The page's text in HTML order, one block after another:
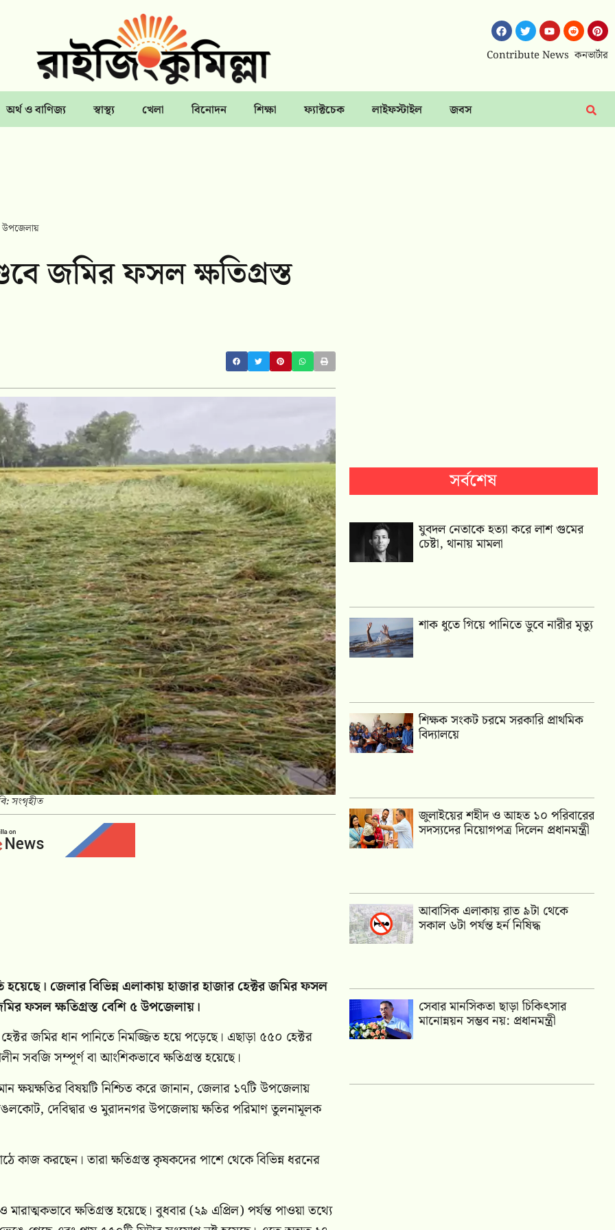
Contribute News কনভার্টার
অর্থ ও বাণিজ্য স্বাস্থ্য খেলা বিনোদন শিক্ষা ফ্যাক্টচেক লাইফস্টাইল জবস
উপজেলায়
জমির ফসল ক্ষতিগ্রস্ত
সংগৃহীত
হয়েছে। জেলার বিভিন্ন এলাকায় হাজার হাজার হেক্টর জমির ফসল
ফসল ক্ষতিগ্রস্ত বেশি ৫ উপজেলায়।
জমির ধান পানিতে নিমজ্জিত হয়ে পড়েছে। এছাড়া ৫৫০ হেক্টর
সবজি সম্পূর্ণ বা আংশিকভাবে ক্ষতিগ্রস্ত হয়েছে।
ক্ষয়ক্ষতির বিষয়টি নিশ্চিত করে জানান, জেলার ১৭টি উপজেলায়
দেবিদ্বার ও মুরাদনগর উপজেলায় ক্ষতির পরিমাণ তুলনামূলক
কাজ করছেন। তারা ক্ষতিগ্রস্ত কৃষকদের পাশে থেকে বিভিন্ন ধরনের
ক্ষতিগ্রস্ত হয়েছে। বুধবার (২৯ এপ্রিল) পর্যন্ত পাওয়া তথ্যে
সর্বশেষ
যুবদল নেতাকে হত্যা করে লাশ গুমের
চেষ্টা, থানায় মামলা
শাক ধুতে গিয়ে পানিতে ডুবে নারীর মৃত্যু
শিক্ষক সংকট চরমে সরকারি প্রাথমিক
বিদ্যালয়ে
জুলাইয়ের শহীদ ও আহত ১০ পরিবারের
সদস্যদের নিয়োগপত্র দিলেন প্রধানমন্ত্রী
আবাসিক এলাকায় রাত ৯টা থেকে
সকাল ৬টা পর্যন্ত হর্ন নিষিদ্ধ
সেবার মানসিকতা ছাড়া চিকিৎসার
মানোন্নয়ন সম্ভব নয়: প্রধানমন্ত্রী